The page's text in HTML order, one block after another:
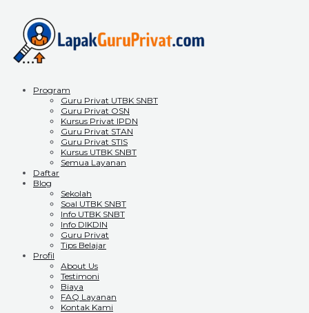
Program
Guru Privat UTBK SNBT
Guru Privat OSN
Kursus Privat IPDN
Guru Privat STAN
Guru Privat STIS
Kursus UTBK SNBT
Semua Layanan
Daftar
Blog
Sekolah
Soal UTBK SNBT
Info UTBK SNBT
Info DIKDIN
Guru Privat
Tips Belajar
Profil
About Us
Testimoni
Biaya
FAQ Layanan
Kontak Kami